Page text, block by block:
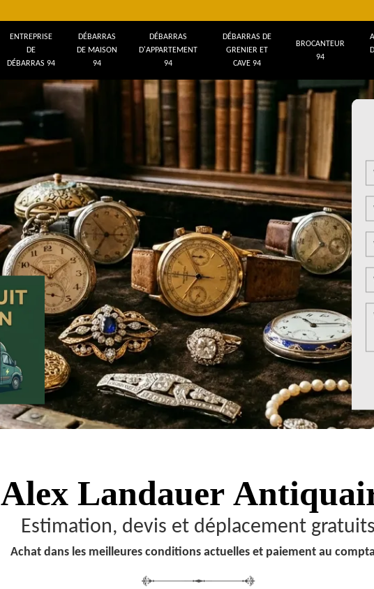
ENTREPRISE
DE
DÉBARRAS 94
DÉBARRAS
DE MAISON
94
DÉBARRAS
D'APPARTEMENT
94
DÉBARRAS DE
GRENIER ET
CAVE 94
BROCANTEUR
94
Alex Landauer
Estimation, devis et déplacement gratuits
Achat dans les meilleures conditions actuelles et paiement au